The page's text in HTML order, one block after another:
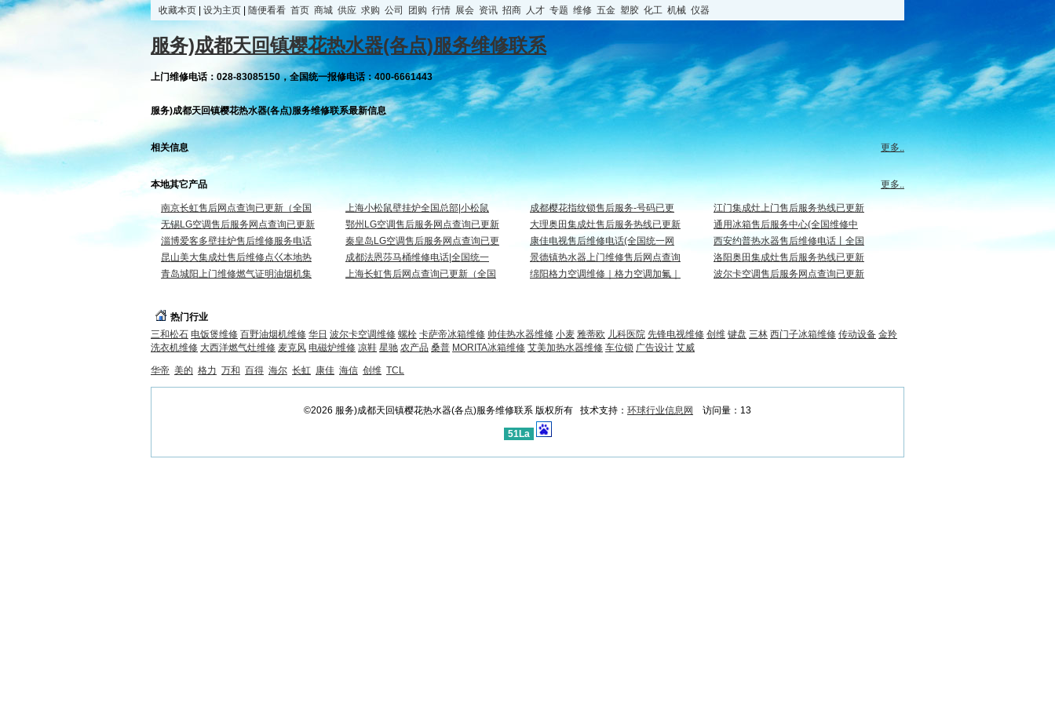
收藏本页 设为主页 随便看看 首页 商城 供应 求购 公司 团购 行情 展会 资讯 招商 人才 专题 维修 五金 塑胶 化工 机械 仪器
服务)成都天回镇樱花热水器(各点)服务维修联系
上门维修电话：028-83085150，全国统一报修电话：400-6661443
服务)成都天回镇樱花热水器(各点)服务维修联系最新信息
更多..
相关信息
更多..
本地其它产品
南京长虹售后网点查询已更新（全国 上海小松鼠壁挂炉全国总部|小松鼠 成都樱花指纹锁售后服务-号码已更
江门集成灶上门售后服务热线已更新
无锡LG空调售后服务网点查询已更新
鄂州LG空调售后服务网点查询已更新 大理奥田集成灶售后服务热线已更新
通用冰箱售后服务中心(全国维修中
淄博爱客多壁挂炉售后维修服务电话
秦皇岛LG空调售后服务网点查询已更 康佳电视售后维修电话(全国统一网
西安约普热水器售后维修电话丨全国
昆山美大集成灶售后维修点巜本地热
成都法恩莎马桶维修电话|全国统一 景德镇热水器上门维修售后网点查询
洛阳奥田集成灶售后服务热线已更新
青岛城阳上门维修燃气证明油烟机集
上海长虹售后网点查询已更新（全国 绵阳格力空调维修｜格力空调加氟｜ 波尔卡空调售后服务网点查询已更新
热门行业
三和松石 电饭煲维修 百野油烟机维修 华日 波尔卡空调维修 螺栓 卡萨帝冰箱维修 帅佳热水器维修 小麦 雅蒂欧 儿科医院 先锋电视维修 创维 键盘 三林 西门子冰箱维修 传动设备 金羚
洗衣机维修 大西洋燃气灶维修 麦克风 电磁炉维修 凉鞋 星驰 农产品 桑普 MORITA冰箱维修 艾美加热水器维修 车位锁 广告设计 艾威
华帝 美的 格力 万和 百得 海尔 长虹 康佳 海信 创维 TCL
©2026 服务)成都天回镇樱花热水器(各点)服务维修联系 版权所有 技术支持： 环球行业信息网 访问量：13
51La